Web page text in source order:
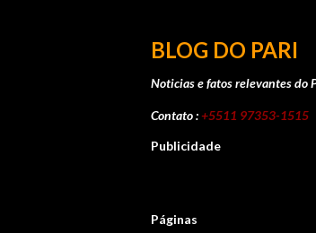
BLOG DO PARI
Noticias e fatos relevantes do
Contato :+5511 97353-1515
Publicidade
Páginas